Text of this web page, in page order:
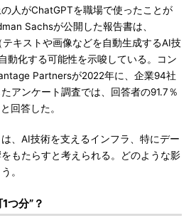
人がChatGPTを職場で使ったことが
Sachsが公開した報告書は、
キストや画像などを自動生成するAI技
動化する可能性を示唆している。コン
Partnersが2022年に、企業94社
アンケート調査では、回答者の91.7％
回答した。
、AI技術を支えるインフラ、特にデー
もたらすと考えられる。どのような影
。
つ分”？